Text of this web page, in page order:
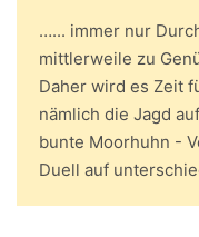
…... immer nur
mittlerweile zu
Daher wird es Zeit
nämlich die Jagd
bunte Moorhuhn -
Duell auf